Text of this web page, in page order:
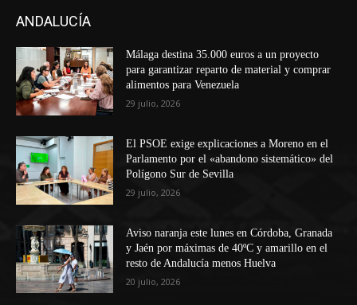
ANDALUCÍA
Málaga destina 35.000 euros a un proyecto
para garantizar reparto de material y comprar
alimentos para Venezuela
29 julio, 2026
El PSOE exige explicaciones a Moreno en el
Parlamento por el «abandono sistemático» del
Polígono Sur de Sevilla
29 julio, 2026
Aviso naranja este lunes en Córdoba, Granada
y Jaén por máximas de 40ºC y amarillo en el
resto de Andalucía menos Huelva
20 julio, 2026